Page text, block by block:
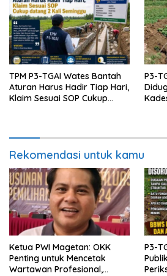
TPM P3-TGAI Wates Bantah
Aturan Harus Hadir Tiap Hari,
Klaim Sesuai SOP Cukup
P3-
Rekomendasi untuk kamu
Ketua PWI Magetan: OKK
Penting untuk Mencetak
Wartawan Profesional,
P3-